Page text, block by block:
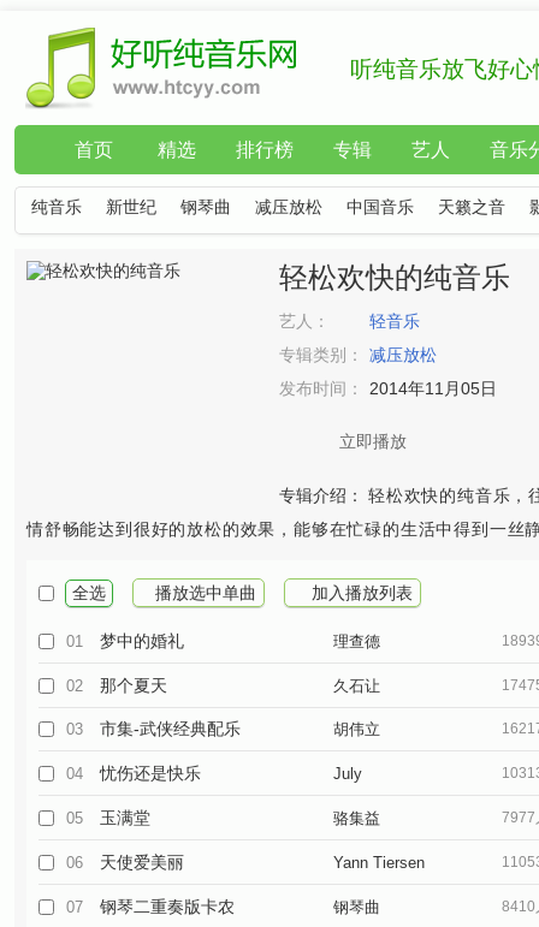
听纯音乐放飞好心
首页 精选 排行榜 专辑 艺人 音乐
纯音乐 新世纪 钢琴曲 减压放松 中国音乐 天籁之音
轻松欢快的纯音乐
艺人：
轻音乐
专辑类别：
减压放松
发布时间：
2014年11月05日
立即播放
专辑介绍： 轻松欢快的纯音乐，
情舒畅能达到很好的放松的效果，能够在忙碌的生活中得到一丝
全选 播放选中单曲 加入播放列表
01 梦中的婚礼 理查德
02 那个夏天 久石让
03 市集-武侠经典配乐 胡伟立
04 忧伤还是快乐 July
05 玉满堂 骆集益 7977
06 天使爱美丽 Yann Tiersen
07 钢琴二重奏版卡农 钢琴曲 8410